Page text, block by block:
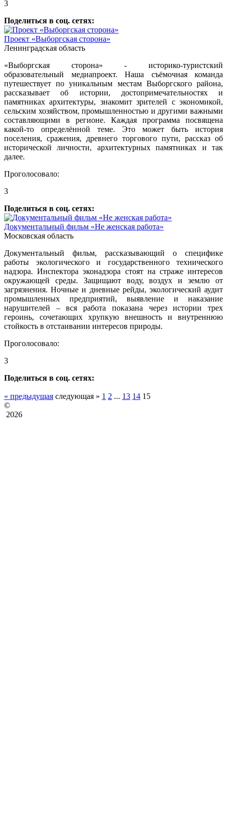
3
Поделиться в соц. сетях:
Проект «Выборгская сторона»
Ленинградская область
«Выборгская сторона» - историко-туристский
образовательный медиапроект. Наша съёмочная команда
путешествует по уникальным местам Выборгского района,
рассказывает об истории, достопримечательностях и
памятниках архитектуры, знакомит зрителей с экономикой,
сельским хозяйством, промышленностью и другими важными
составляющими в регионе. Каждая программа посвящена
какой-то определённой теме. Это может быть история
поселения, сражения, древнего торгового пути, рассказ об
исторической личности, архитектурных памятниках и так
далее.
Проголосовало:
3
Поделиться в соц. сетях:
Документальный фильм «Не женская работа»
Московская область
Документальный фильм, рассказывающий о специфике
работы экологического и государственного технического
надзора. Инспектора эконадзора стоят на страже интересов
окружающей среды. Защищают воду, воздух и землю от
загрязнения. Ночные и дневные рейды, экологический аудит
промышленных предприятий, выявление и наказание
нарушителей – вся работа показана через истории трех
героинь, сочетающих хрупкую внешность и внутреннюю
стойкость в отстаивании интересов природы.
Проголосовало:
3
Поделиться в соц. сетях:
« предыдущая следующая » 1 2 ... 13 14 15
©
2026